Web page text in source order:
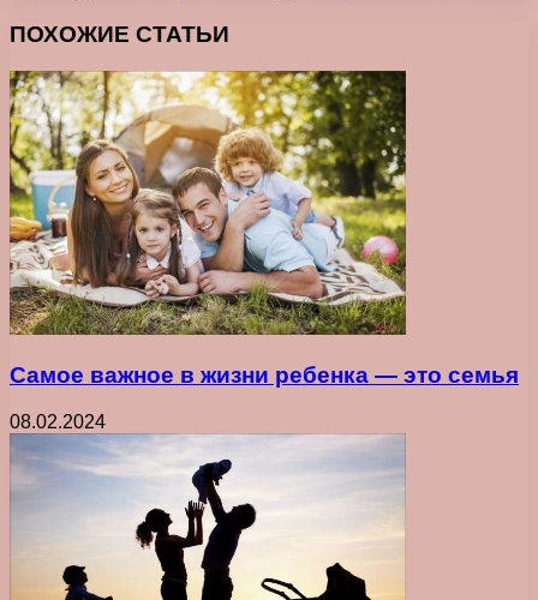
ПОХОЖИЕ СТАТЬИ
Самое важное в жизни ребенка ― это семья
08.02.2024